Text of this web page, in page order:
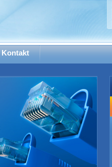
Kontakt